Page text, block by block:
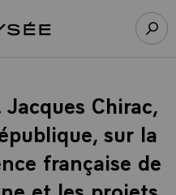
à l’accueil Élysée
Chirac,
sur la
française de